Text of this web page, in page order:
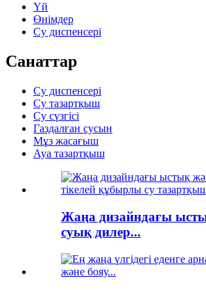
Үй
Өнімдер
Су диспенсері
Санаттар
Су диспенсері
Су тазартқыш
Су сүзгісі
Газдалған сусын
Мұз жасағыш
Ауа тазартқыш
Жаңа дизайндағы
суық дилер...